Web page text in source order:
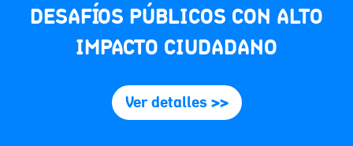
DESAFÍOS PÚBLICOS CON ALTO
IMPACTO CIUDADANO
Ver detalles >>